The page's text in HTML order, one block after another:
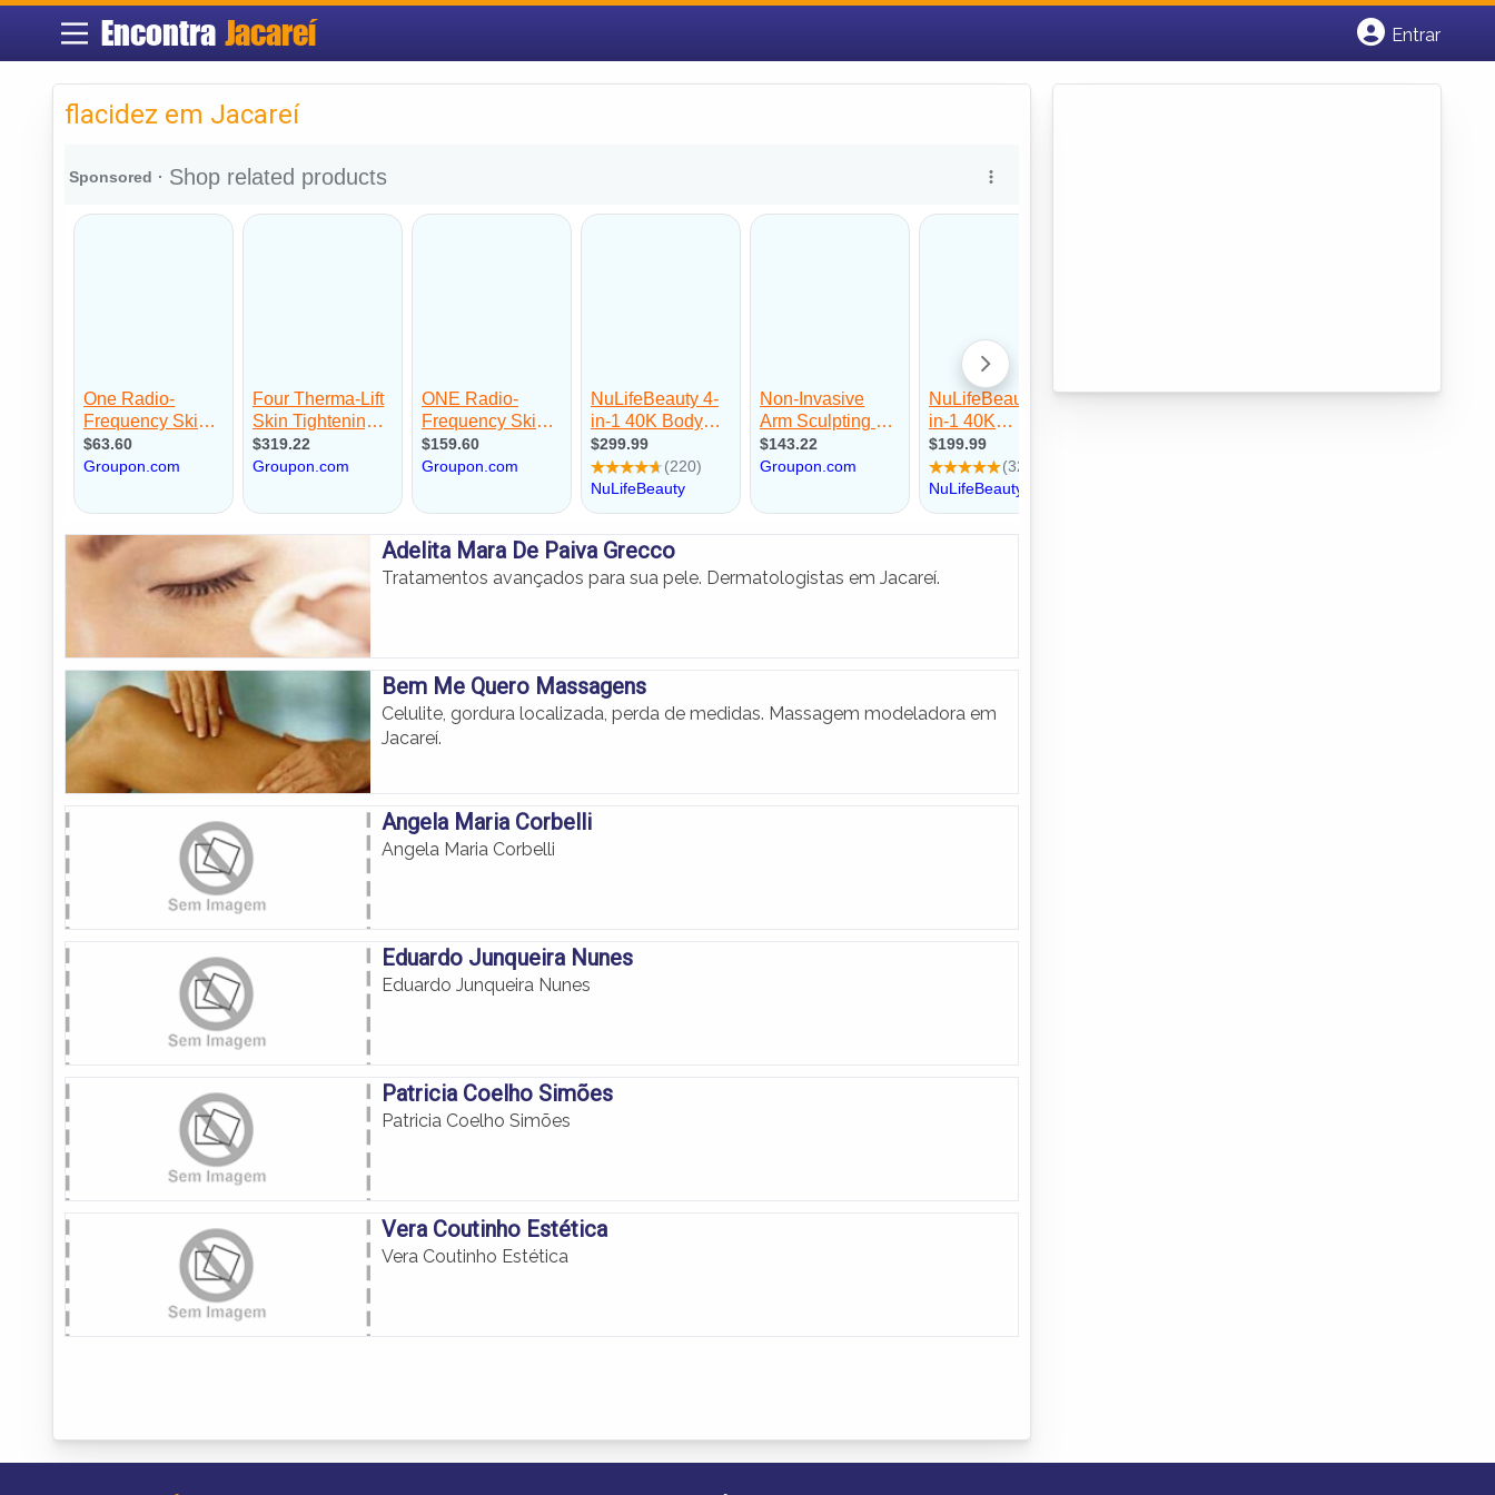
Encontra Jacareí
Entrar
flacidez em Jacareí
Adelita Mara De Paiva Grecco
Tratamentos avançados para sua pele. Dermatologistas em Jacareí.
Bem Me Quero Massagens
Celulite, gordura localizada, perda de medidas. Massagem modeladora em
Jacareí.
Angela Maria Corbelli
Angela Maria Corbelli
Eduardo Junqueira Nunes
Eduardo Junqueira Nunes
Patricia Coelho Simões
Patricia Coelho Simões
Vera Coutinho Estética
Vera Coutinho Estética